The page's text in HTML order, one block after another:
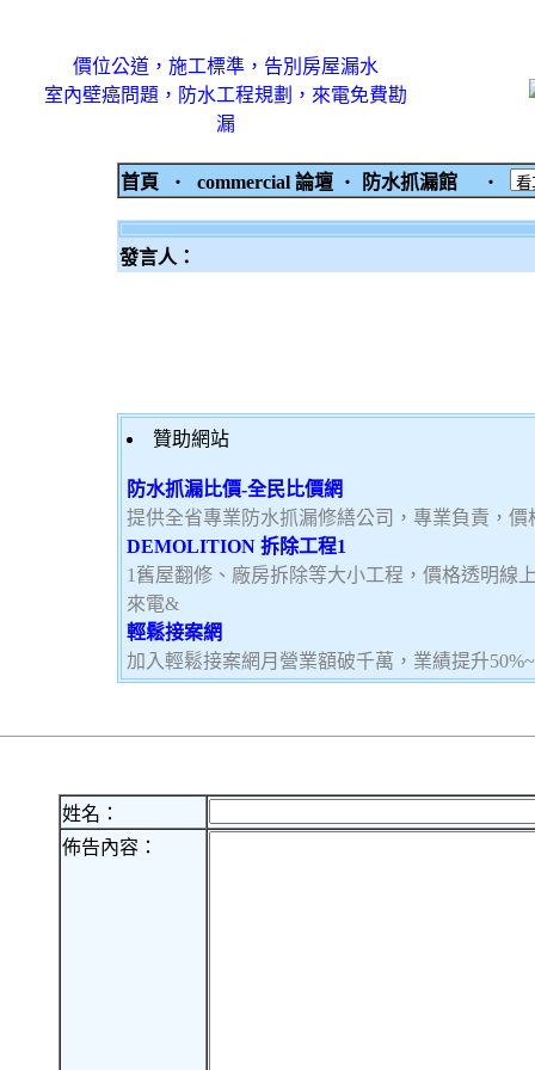
價位公道，施工標準，告別房屋漏水
室內壁癌問題，防水工程規劃，來電免費勘
漏
首頁 ‧ commercial 論壇 ‧ 防水抓漏館 ‧
發言人：
贊助網站
防水抓漏比價-全民比價網
提供全省專業防水抓漏修繕公司，專業負責，
DEMOLITION 拆除工程1
1舊屋翻修、廠房拆除等大小工程，價格透明線
來電&
輕鬆接案網
加入輕鬆接案網月營業額破千萬，業績提升
姓名：
佈告內容：